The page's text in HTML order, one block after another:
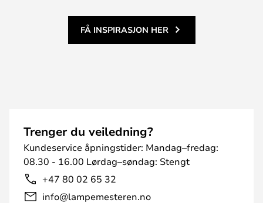
FÅ INSPIRASJON HER
Trenger du veiledning?
Kundeservice åpningstider: Mandag–fredag:
08.30 - 16.00 Lørdag–søndag: Stengt
+47 80 02 65 32
info@lampemesteren.no